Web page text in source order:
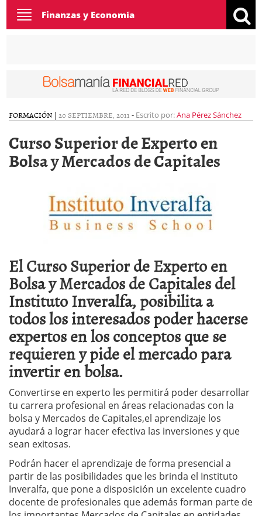
Toggle
navigation
Finanzas y Economía
FORMACIÓN | 20 SEPTIEMBRE, 2011 - Escrito por:Ana Pérez Sánchez
Curso Superior de Experto en
Bolsa y Mercados de Capitales
El Curso Superior de Experto en
Bolsa y Mercados de Capitales del
Instituto Inveralfa, posibilita a
todos los interesados poder hacerse
expertos en los conceptos que se
requieren y pide el mercado para
invertir en bolsa.
Convertirse en experto les permitirá poder desarrollar
tu carrera profesional en áreas relacionadas con la
bolsa y Mercados de Capitales,el aprendizaje los
ayudará a lograr hacer efectiva las inversiones y que
sean exitosas.
Podrán hacer el aprendizaje de forma presencial a
partir de las posibilidades que les brinda el Instituto
Inveralfa, que pone a disposición un excelente cuadro
docente de profesionales que además forman parte de